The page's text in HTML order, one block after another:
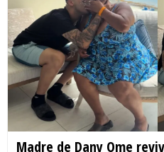
Madre de Dany Ome